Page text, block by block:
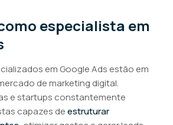
especialista em
em Google Ads estão em
de marketing digital.
e startups constantemente
capazes deestruturar